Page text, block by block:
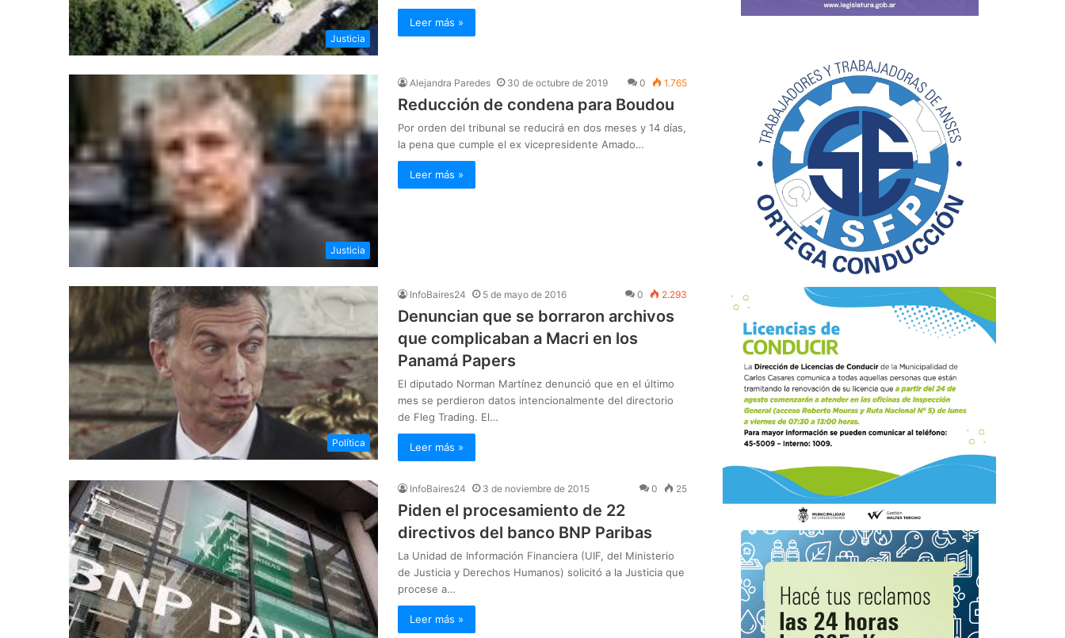
Justicia
Leer más »
Justicia
Alejandra Paredes 30 de octubre de 2019 0 1.765
Reducción de condena para Boudou
Por orden del tribunal se reducirá en dos meses y 14 días,
la pena que cumple el ex vicepresidente Amado…
Leer más »
Política
InfoBaires24 5 de mayo de 2016 0 2.293
Denuncian que se borraron archivos
que complicaban a Macri en los
Panamá Papers
El diputado Norman Martínez denunció que en el último
mes se perdieron datos intencionalmente del directorio
de Fleg Trading. El…
Leer más »
InfoBaires24 3 de noviembre de 2015 0 25
Piden el procesamiento de 22
directivos del banco BNP Paribas
La Unidad de Información Financiera (UIF, del Ministerio
de Justicia y Derechos Humanos) solicitó a la Justicia que
procese a…
Leer más »